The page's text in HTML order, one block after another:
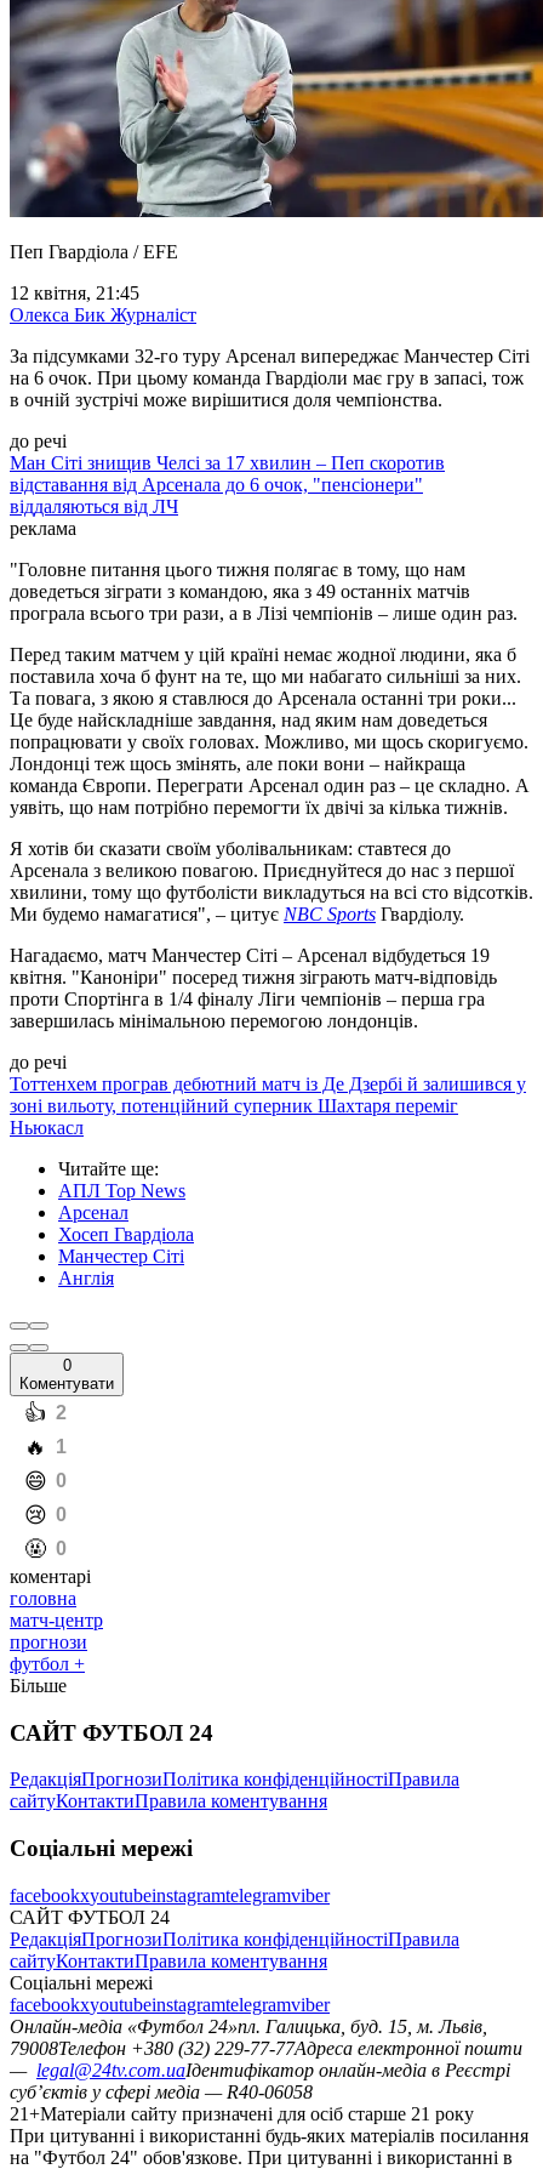
Пеп Гвардіола / EFE
12 квітня, 21:45
Олекса Бик Журналіст
За підсумками 32-го туру Арсенал випереджає Манчестер Сіті
на 6 очок. При цьому команда Гвардіоли має гру в запасі, тож
в очній зустрічі може вирішитися доля чемпіонства.
до речі
Ман Сіті знищив Челсі за 17 хвилин – Пеп скоротив
відставання від Арсенала до 6 очок, "пенсіонери"
віддаляються від ЛЧ
реклама
"Головне питання цього тижня полягає в тому, що нам
доведеться зіграти з командою, яка з 49 останніх матчів
програла всього три рази, а в Лізі чемпіонів – лише один раз.
Перед таким матчем у цій країні немає жодної людини, яка б
поставила хоча б фунт на те, що ми набагато сильніші за них.
Та повага, з якою я ставлюся до Арсенала останні три роки...
Це буде найскладніше завдання, над яким нам доведеться
попрацювати у своїх головах. Можливо, ми щось скоригуємо.
Лондонці теж щось змінять, але поки вони – найкраща
команда Європи. Переграти Арсенал один раз – це складно. А
уявіть, що нам потрібно перемогти їх двічі за кілька тижнів.
Я хотів би сказати своїм уболівальникам: ставтеся до
Арсенала з великою повагою. Приєднуйтеся до нас з першої
хвилини, тому що футболісти викладуться на всі сто відсотків.
Ми будемо намагатися", – цитує NBC Sports Гвардіолу.
Нагадаємо, матч Манчестер Сіті – Арсенал відбудеться 19
квітня. "Каноніри" посеред тижня зіграють матч-відповідь
проти Спортінга в 1/4 фіналу Ліги чемпіонів – перша гра
завершилась мінімальною перемогою лондонців.
до речі
Тоттенхем програв дебютний матч із Де Дзербі й залишився у
зоні вильоту, потенційний суперник Шахтаря переміг
Ньюкасл
Читайте ще:
АПЛ Top News
Арсенал
Хосеп Гвардіола
Манчестер Сіті
Англія
0
Коментувати
️👍 2
️🔥 1
️😄 0
️😢 0
️🤬 0
коментарі
головна
матч-центр
прогнози
футбол +
Більше
САЙТ ФУТБОЛ 24
РедакціяПрогнозиПолітика конфіденційностіПравила
сайтуКонтактиПравила коментування
Соціальні мережі
facebookxyoutubeinstagramtelegramviber
САЙТ ФУТБОЛ 24
РедакціяПрогнозиПолітика конфіденційностіПравила
сайтуКонтактиПравила коментування
Соціальні мережі
facebookxyoutubeinstagramtelegramviber
Онлайн-медіа «Футбол 24»пл. Галицька, буд. 15, м. Львів,
79008Телефон +380 (32) 229-77-77Адреса електронної пошти
— legal@24tv.com.uaІдентифікатор онлайн-медіа в Реєстрі
суб’єктів у сфері медіа — R40-06058
21+Матеріали сайту призначені для осіб старше 21 року
При цитуванні і використанні будь-яких матеріалів посилання
на "Футбол 24" обов'язкове. При цитуванні і використанні в